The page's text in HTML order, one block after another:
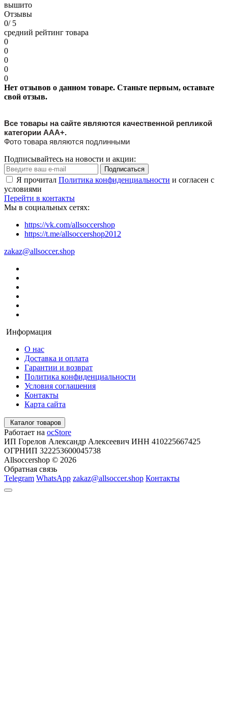
вышито
Отзывы
0/ 5
средний рейтинг товара
0
0
0
0
0
Нет отзывов о данном товаре. Станьте первым, оставьте
свой отзыв.
Все товары на сайте являются качественной репликой
категории ААА+.
Фото товара являются подлинными
Подписывайтесь на новости и акции:
Подписаться
Я прочитал Политика конфиденциальности и согласен с
условиями
Перейти в контакты
Мы в социальных сетях:
https://vk.com/allsoccershop
https://t.me/allsoccershop2012
zakaz@allsoccer.shop
Информация
О нас
Доставка и оплата
Гарантии и возврат
Политика конфиденциальности
Условия соглашения
Контакты
Карта сайта
Каталог товаров
Работает на ocStore
ИП Горелов Александр Алексеевич ИНН 410225667425
ОГРНИП 322253600045738
Allsoccershop © 2026
Обратная связь
Telegram WhatsApp zakaz@allsoccer.shop Контакты